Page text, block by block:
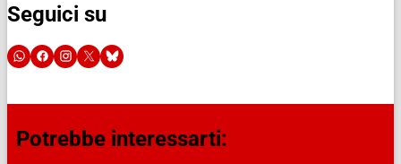
Seguici su
Potrebbe interessarti: